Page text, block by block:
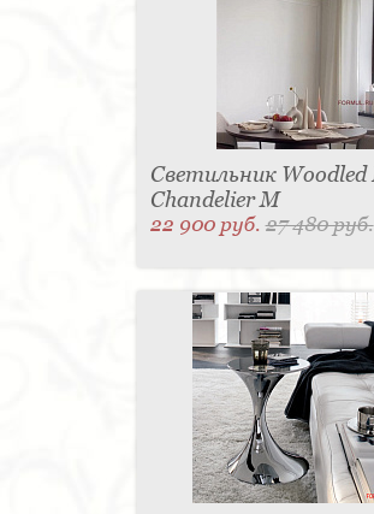
Светильник Woodled
Chandelier M
22 900 руб.27 480 руб.